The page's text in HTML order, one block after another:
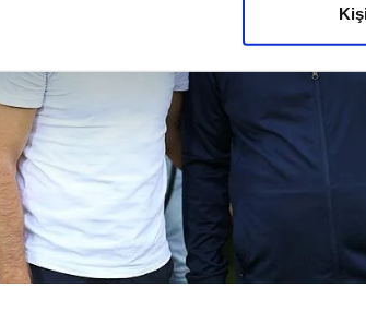
kullanıcılar, bu çerezlere izin
iyi bir hizmet sunabilmek için İnternet
çeşitli kişisel verileriniz işlenmekte
Diğer çerezler, sitemizin daha
faaliyetlerinin yapılması, amaçlarıyla
tercihlerinizi aşağıda yer alan panel
Çerez Bilgilendirme Metnimizi